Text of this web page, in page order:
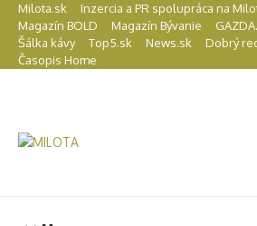
Preskočiť na obsah
Milota.sk
Inzercia a PR spolupráca na
Magazín BOLD
Magazín Bývanie
Šálka kávy
Top5.sk News.sk
Dobrý
Časopis Home